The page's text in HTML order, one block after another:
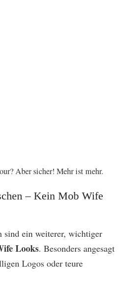
Aber sicher! Mehr ist mehr.
– Kein Mob Wife
sind ein weiterer, wichtiger
Looks. Besonders angesagt
Logos oder teure